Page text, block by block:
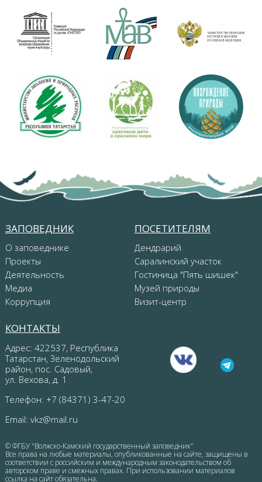
ЗАПОВЕДНИК
О заповеднике
Проекты
Деятельность
Медиа
Коррупция
ПОСЕТИТЕЛЯМ
Дендрарий
Саралинский участок
Гостиница "Пять шишек"
Музей природы
Визит-центр
КОНТАКТЫ
Адрес: 422537, Республика
Татарстан, Зеленодольский
район, пос. Садовый,
ул. Вехова, д. 1
Телефон: +7 (84371) 3-47-20
Email: vkz@mail.ru
© ФГБУ "Волжско-Камский государственный заповедник"
Все права на любые материалы, опубликованные на сайте, защищены в
соответствии с российским и международным законодательством об
авторском праве и смежных правах. При использовании материалов
ссылка на сайт обязательна.